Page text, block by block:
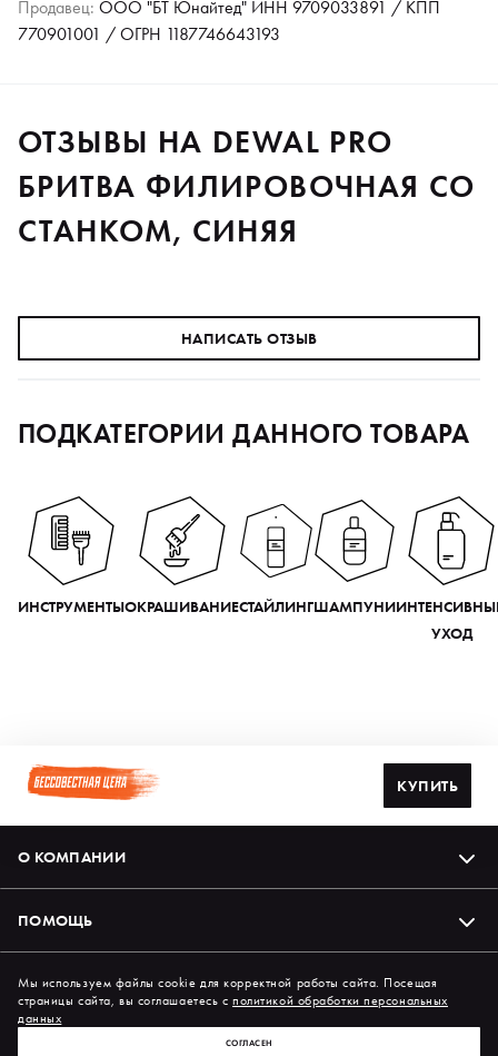
Продавец: ООО "БТ Юнайтед" ИНН 9709033891 / КПП
770901001 / ОГРН 1187746643193
ОТЗЫВЫ НА DEWAL PRO
БРИТВА ФИЛИРОВОЧНАЯ СО
СТАНКОМ, СИНЯЯ
НАПИСАТЬ ОТЗЫВ
ПОДКАТЕГОРИИ ДАННОГО ТОВАРА
ИНСТРУМЕНТЫОКРАШИВАНИЕСТАЙЛИНГШАМПУНИ
УХОД
КУПИТЬ
О КОМПАНИИ
ПОМОЩЬ
Подпишись на нас в соцсетях
Мы используем файлы cookie для корректной работы сайта. Посещая
страницы сайта, вы соглашаетесь сполитикой обработки персональных
данных
СОГЛАСЕН